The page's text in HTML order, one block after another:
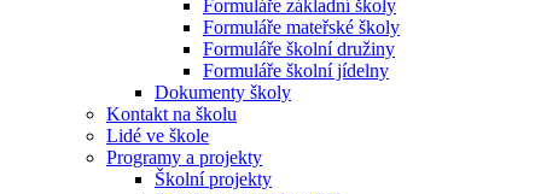
Formuláře základní školy
Formuláře mateřské školy
Formuláře školní družiny
Formuláře školní jídelny
Dokumenty školy
Kontakt na školu
Lidé ve škole
Programy a projekty
Školní projekty